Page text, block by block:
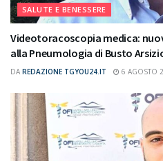
SALUTE E BENESSERE
Videotoracoscopia medica:
alla Pneumologia di Busto
DA REDAZIONE TGYOU24.IT 6 AGOSTO